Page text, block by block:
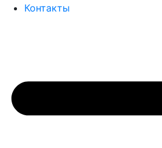
Контакты